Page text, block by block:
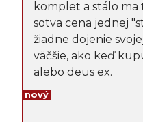
komplet a stálo ma
sotva cena jednej
žiadne dojenie
väčšie, ako keď
alebo deus ex.
nový